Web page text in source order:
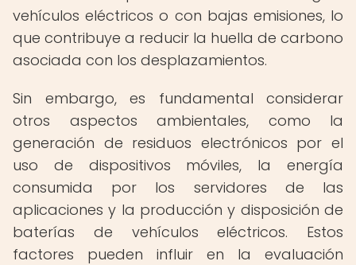
vehículos eléctricos o con bajas emisiones, lo
que contribuye a reducir la huella de carbono
asociada con los desplazamientos.
Sin embargo, es fundamental considerar
otros aspectos ambientales, como la
generación de residuos electrónicos por el
uso de dispositivos móviles, la energía
consumida por los servidores de las
aplicaciones y la producción y disposición de
baterías de vehículos eléctricos. Estos
factores pueden influir en la evaluación